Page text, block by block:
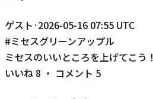
ゲスト ·2026-05-16 07:55 UTC
#ミセスグリーンアップル
ミセスのいいところを上げてこう！
いいね 8 ・ コメント 5